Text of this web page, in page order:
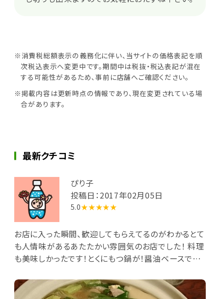
※消費税総額表示の義務化に伴い、当サイトの価格表記を順
次税込表示へ変更中です。期間中は税抜・税込表記が混在
する可能性があるため、事前に店舗へご確認ください。
※掲載内容は更新時点の情報であり、現在変更されている場
合があります。
最新クチコミ
ぴり子
投稿日：2017年02月05日
5.0★★★★★
お店に入った瞬間、歓迎してもらえてるのがわかるとて
も人情味があるあたたかい雰囲気のお店でした！ 料理
も美味しかったです！とくにもつ鍋が！醤油ベースで最